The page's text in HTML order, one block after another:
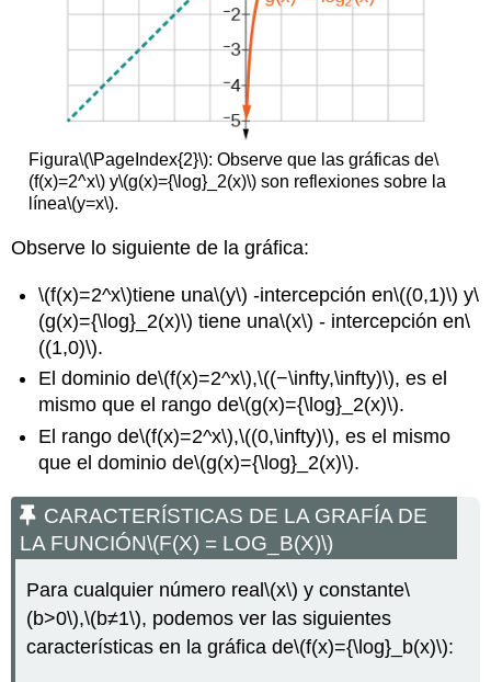
Figura\(\PageIndex{2}\): Observe que las gráficas de\
(f(x)=2^x\)y\(g(x)={\log}_2(x)\)son reflexiones sobre la
línea\(y=x\).
Observe lo siguiente de la gráfica:
\(f(x)=2^x\)tiene una\(y\) -intercepción en\((0,1)\) y\
(g(x)={\log}_2(x)\) tiene una\(x\) - intercepción en\
((1,0)\).
El dominio de\(f(x)=2^x\),\((−\infty,\infty)\), es el
mismo que el rango de\(g(x)={\log}_2(x)\).
El rango de\(f(x)=2^x\),\((0,\infty)\), es el mismo
que el dominio de\(g(x)={\log}_2(x)\).
CARACTERÍSTICAS DE LA GRAFÍA DE
LA FUNCIÓN\(F(X) = LOG_B(X)\)
Para cualquier número real\(x\) y constante\
(b>0\),\(b≠1\), podemos ver las siguientes
características en la gráfica de\(f(x)={\log}_b(x)\):